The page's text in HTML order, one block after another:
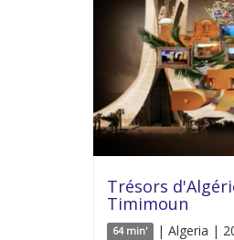
Trésors
Timimoun
64 min' | Algeria |